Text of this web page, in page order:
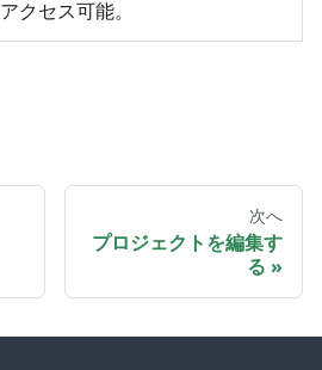
アクセス可能。
次へ
プロジェクトを編集す
る